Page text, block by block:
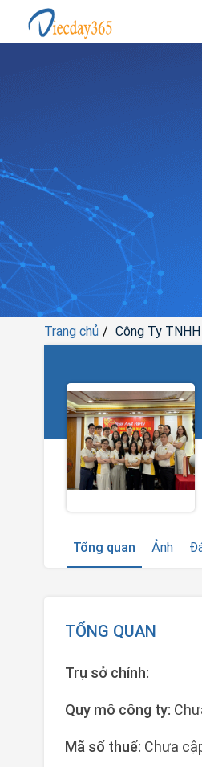
Trang chủ Công Ty
Tổng quan
Ảnh
TỔNG QUAN
Trụ sở chính:
Quy mô công ty:
Mã số thuế: Chưa